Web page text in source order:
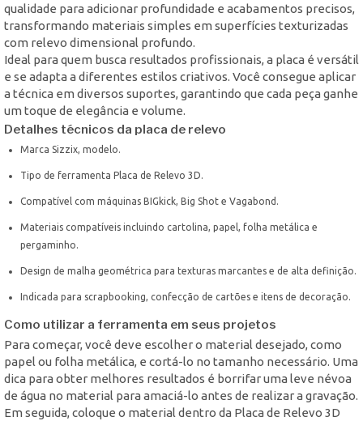
qualidade para adicionar profundidade e acabamentos precisos,
transformando materiais simples em superfícies texturizadas
com relevo dimensional profundo.
Ideal para quem busca resultados profissionais, a placa é versátil
e se adapta a diferentes estilos criativos. Você consegue aplicar
a técnica em diversos suportes, garantindo que cada peça ganhe
um toque de elegância e volume.
Detalhes técnicos da placa de relevo
Marca Sizzix, modelo.
Tipo de ferramenta Placa de Relevo 3D.
Compatível com máquinas BIGkick, Big Shot e Vagabond.
Materiais compatíveis incluindo cartolina, papel, folha metálica e
pergaminho.
Design de malha geométrica para texturas marcantes e de alta definição.
Indicada para scrapbooking, confecção de cartões e itens de decoração.
Como utilizar a ferramenta em seus projetos
Para começar, você deve escolher o material desejado, como
papel ou folha metálica, e cortá-lo no tamanho necessário. Uma
dica para obter melhores resultados é borrifar uma leve névoa
de água no material para amaciá-lo antes de realizar a gravação.
Em seguida, coloque o material dentro da Placa de Relevo 3D